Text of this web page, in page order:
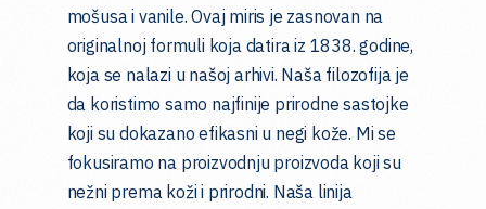
mošusa i vanile. Ovaj miris je zasnovan na
originalnoj formuli koja datira iz 1838. godine,
koja se nalazi u našoj arhivi. Naša filozofija je
da koristimo samo najfinije prirodne sastojke
koji su dokazano efikasni u negi kože. Mi se
fokusiramo na proizvodnju proizvoda koji su
nežni prema koži i prirodni. Naša linija